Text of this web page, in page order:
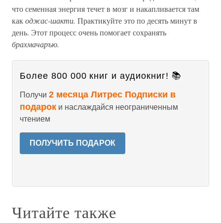
что семенная энергия течет в мозг и накапливается там
какоджас-шакти. Практикуйте это по десять минут в
день. Этот процесс очень помогает сохранять
брахмачаръю.
Более 800 000 книг и аудиокниг! 📚
Получи 2 месяца Литрес Подписки в
подарок и наслаждайся неограниченным
чтением
ПОЛУЧИТЬ ПОДАРОК
Читайте также